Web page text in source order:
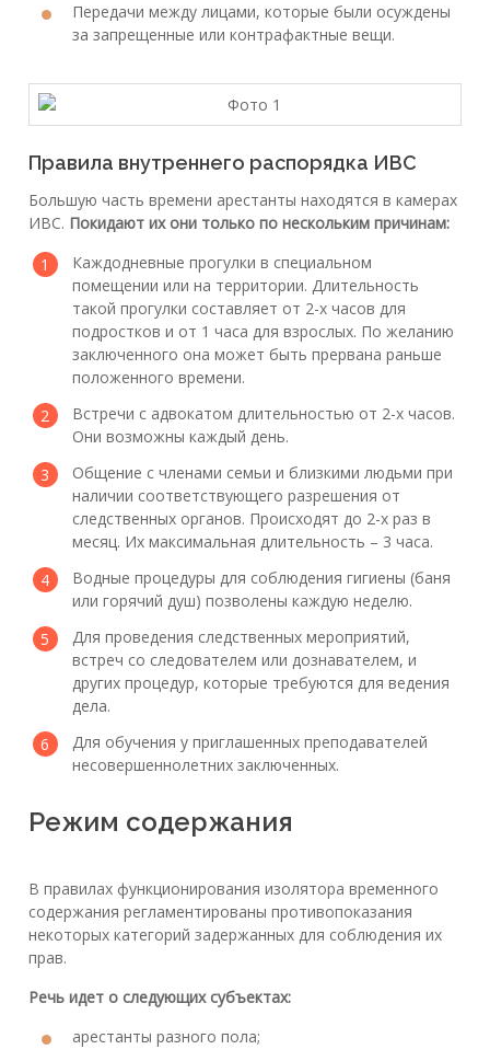
Передачи между лицами, которые были осуждены
за запрещенные или контрафактные вещи.
Правила внутреннего распорядка ИВС
Большую часть времени арестанты находятся в камерах
ИВС. Покидают их они только по нескольким причинам:
Каждодневные прогулки в специальном
помещении или на территории. Длительность
такой прогулки составляет от 2-х часов для
подростков и от 1 часа для взрослых. По желанию
заключенного она может быть прервана раньше
положенного времени.
Встречи с адвокатом длительностью от 2-х часов.
Они возможны каждый день.
Общение с членами семьи и близкими людьми при
наличии соответствующего разрешения от
следственных органов. Происходят до 2-х раз в
месяц. Их максимальная длительность – 3 часа.
Водные процедуры для соблюдения гигиены (баня
или горячий душ) позволены каждую неделю.
Для проведения следственных мероприятий,
встреч со следователем или дознавателем, и
других процедур, которые требуются для ведения
дела.
Для обучения у приглашенных преподавателей
несовершеннолетних заключенных.
Режим содержания
В правилах функционирования изолятора временного
содержания регламентированы противопоказания
некоторых категорий задержанных для соблюдения их
прав.
Речь идет о следующих субъектах:
арестанты разного пола;